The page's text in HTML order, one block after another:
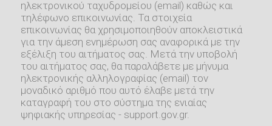
ηλεκτρονικού ταχυδρομείου (email) καθώς και
τηλέφωνο επικοινωνίας. Τα στοιχεία
επικοινωνίας θα χρησιμοποιηθούν αποκλειστικά
για την άμεση ενημέρωση σας αναφορικά με την
εξέλιξη του αιτήματος σας. Μετά την υποβολή
του αιτήματος σας, θα παραλάβετε με μήνυμα
ηλεκτρονικής αλληλογραφίας (email) τον
μοναδικό αριθμό που αυτό έλαβε μετά την
καταγραφή του στο σύστημα της ενιαίας
ψηφιακής υπηρεσίας - support.gov.gr.